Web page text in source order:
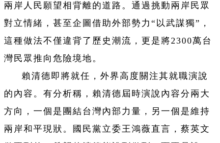
兩岸人民願望相背離的道路。通過挑動兩岸民眾
對立情緒，甚至企圖借助外部勢力“以武謀獨”，
這種做法不僅違背了歷史潮流，更是將2300萬台
灣民眾推向危險境地。
賴清德即將就任，外界高度關注其就職演說
的內容。有分析稱，賴清德屆時演說內容分兩大
方向，一個是團結台灣內部力量，另一個是維持
兩岸和平現狀。國民黨立委王鴻薇直言，蔡英文